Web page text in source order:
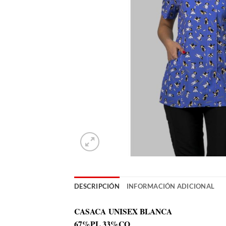
DESCRIPCIÓN INFORMACIÓN ADICIONAL
CASACA UNISEX BLANCA